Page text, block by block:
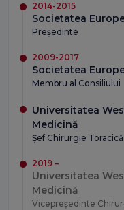
2014-2015
Societatea
Președinte
2009-2017
Societatea
Membru al Consiliului
Universitatea
Medicină
Șef Chirurgie Toracică
2019 –
Universitatea
Medicină
Vicepreședinte